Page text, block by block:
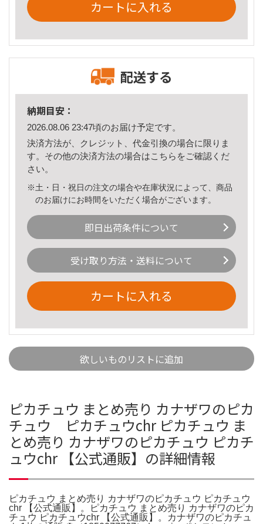
カートに入れる
配送する
納期目安：
2026.08.06 23:47頃のお届け予定です。
決済方法が、クレジット、代金引換の場合に限りま
す。その他の決済方法の場合はこちら をご確認くだ
さい。
※土・日・祝日の注文の場合や在庫状況によって、商品
のお届けにお時間をいただく場合がございます。
即日出荷条件について
受け取り方法・送料について
カートに入れる
欲しいものリストに追加
ピカチュウ まとめ売り カナザワのピカ
チュウ ピカチュウchr ピカチュウ ま
とめ売り カナザワのピカチュウ ピカチ
ュウchr 【公式通販】の詳細情報
ピカチュウ まとめ売り カナザワのピカチュウ ピカチュウ
chr 【公式通販】。ピカチュウ まとめ売り カナザワのピカ
チュウ ピカチュウchr 【公式通販】。カナザワのピカチュ